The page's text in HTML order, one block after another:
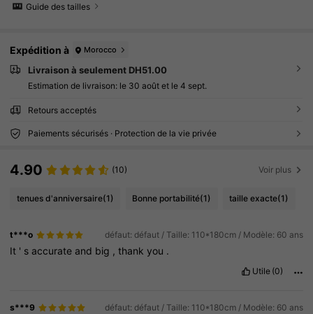
Guide des tailles
Expédition à Morocco
Livraison à seulement DH51.00
Estimation de livraison: le 30 août et le 4 sept.
Retours acceptés
Paiements sécurisés · Protection de la vie privée
4.90 (10) Voir plus
tenues d'anniversaire(1) Bonne portabilité(1) taille exacte(1)
t***o défaut: défaut / Taille: 110*180cm / Modèle: 60 ans
It ' s accurate and big ,thankyou .
Utile (0)
s***9 défaut: défaut / Taille: 110*180cm / Modèle: 60 ans